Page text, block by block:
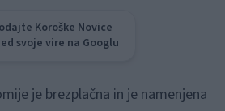
Koroške Novice
svoje vire na Googlu
je brezplačna in je namenjena